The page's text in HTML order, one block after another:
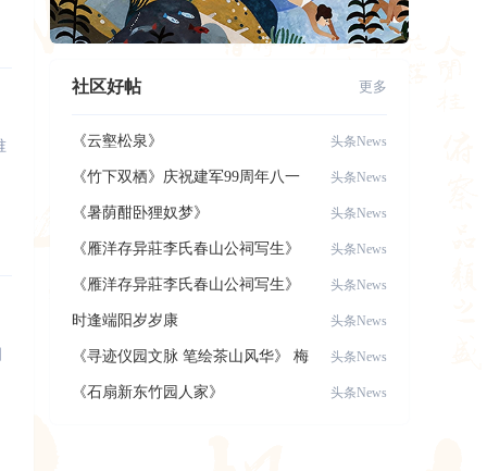
社区好帖 更多
头条News
《云壑松泉》
头条News
《竹下双栖》庆祝建军99周年八一
建军节，致
头条News
《暑荫酣卧狸奴梦》
头条News
《雁洋存异莊李氏春山公祠写生》
头条News
《雁洋存异莊李氏春山公祠写生》
头条News
时逢端阳岁岁康
头条News
《寻迹仪园文脉 笔绘茶山风华》 梅
县区美术
头条News
《石扇新东竹园人家》